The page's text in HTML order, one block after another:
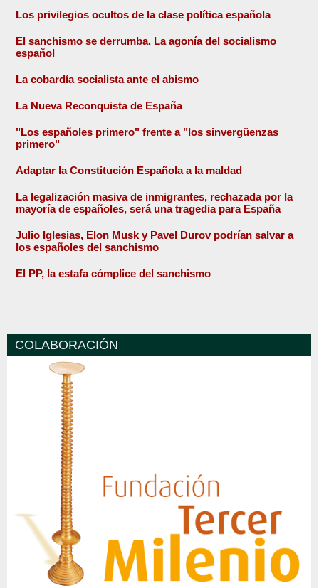
Los privilegios ocultos de la clase política española
El sanchismo se derrumba. La agonía del socialismo
español
La cobardía socialista ante el abismo
La Nueva Reconquista de España
"Los españoles primero" frente a "los sinvergüenzas
primero"
Adaptar la Constitución Española a la maldad
La legalización masiva de inmigrantes, rechazada por la
mayoría de españoles, será una tragedia para España
Julio Iglesias, Elon Musk y Pavel Durov podrían salvar a
los españoles del sanchismo
El PP, la estafa cómplice del sanchismo
COLABORACIÓN